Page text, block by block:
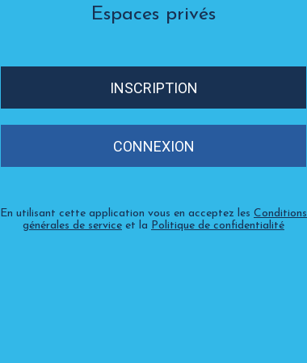
Espaces privés
INSCRIPTION
CONNEXION
En utilisant cette application vous en acceptez les Conditions
générales de service et la Politique de confidentialité